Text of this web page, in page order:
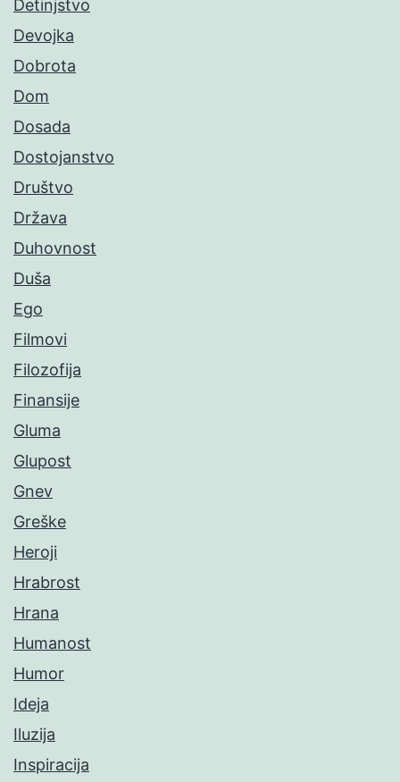
Detinjstvo
Devojka
Dobrota
Dom
Dosada
Dostojanstvo
Društvo
Država
Duhovnost
Duša
Ego
Filmovi
Filozofija
Finansije
Gluma
Glupost
Gnev
Greške
Heroji
Hrabrost
Hrana
Humanost
Humor
Ideja
Iluzija
Inspiracija